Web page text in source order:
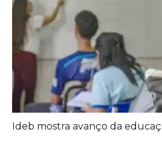
Ideb mostra avanço da